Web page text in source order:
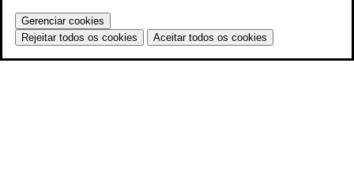
Gerenciar cookies
Rejeitar todos os cookies
Aceitar todos os cookies